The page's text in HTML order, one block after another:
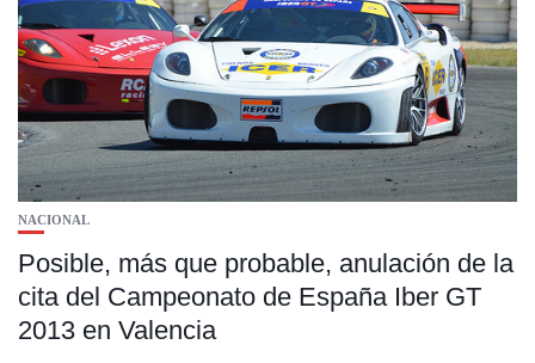
NACIONAL
Posible, más que probable, anulación de la
cita del Campeonato de España Iber GT
2013 en Valencia